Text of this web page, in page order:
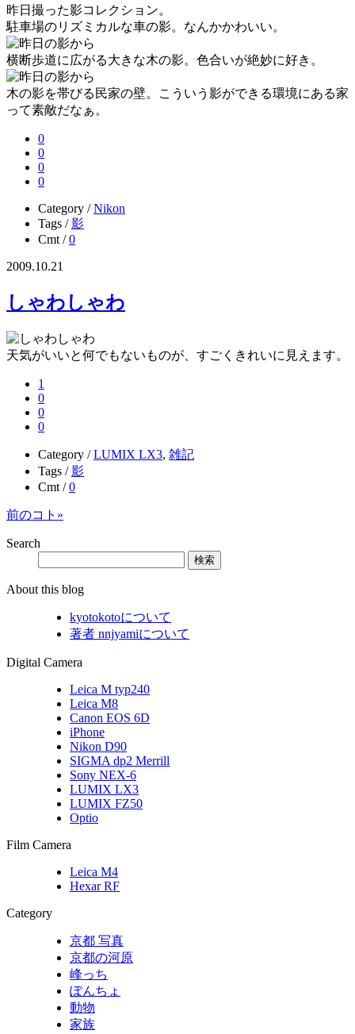
昨日撮った影コレクション。
駐車場のリズミカルな車の影。なんかかわいい。
横断歩道に広がる大きな木の影。色合いが絶妙に好き。
木の影を帯びる民家の壁。こういう影ができる環境にある家
って素敵だなぁ。
0
0
0
0
Category /Nikon
Tags /影
Cmt /0
2009.10.21
しゃわしゃわ
天気がいいと何でもないものが、すごくきれいに見えます。
1
0
0
0
Category /LUMIX LX3, 雑記
Tags /影
Cmt /0
前のコト»
Search
About this blog
kyotokotoについて
著者 nnjyamiについて
Digital Camera
Leica M typ240
Leica M8
Canon EOS 6D
iPhone
Nikon D90
SIGMA dp2 Merrill
Sony NEX-6
LUMIX LX3
LUMIX FZ50
Optio
Film Camera
Leica M4
Hexar RF
Category
京都 写真
京都の河原
峰っち
ぽんちょ
動物
家族